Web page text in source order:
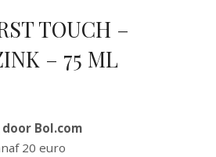
TOUCH –
– 75 ML
Bol.com
20 euro